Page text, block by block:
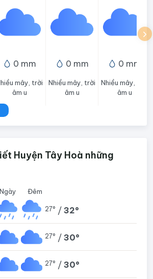
0 mm
âm u
0 mm
Nhiều mây, trời
âm u
0 mm
Nhiều mây, trời
âm u
Huyện Tây Hoà những
Ngày Đêm
27° / 32°
27° / 30°
27° / 30°